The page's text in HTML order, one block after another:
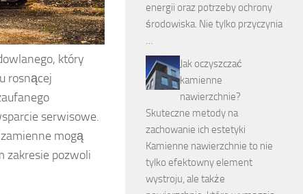
który
rosnącej
serwisowe.
mogą
zakresie pozwoli
energii oraz potrzeby ochrony
środowiska. Nie tylko przyczynia
…
Jak oczyszczać
kamienne
nawierzchnie?
Skuteczne metody na
zachowanie ich estetyki
Kamienne nawierzchnie to nie
tylko efektowny element
wystroju, ale także